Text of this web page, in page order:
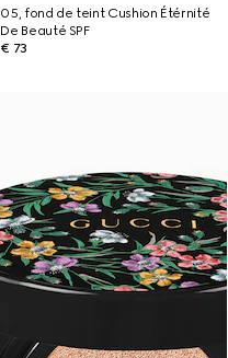
05, fond de teint Cushion Étérnité
De Beauté SPF
€ 73